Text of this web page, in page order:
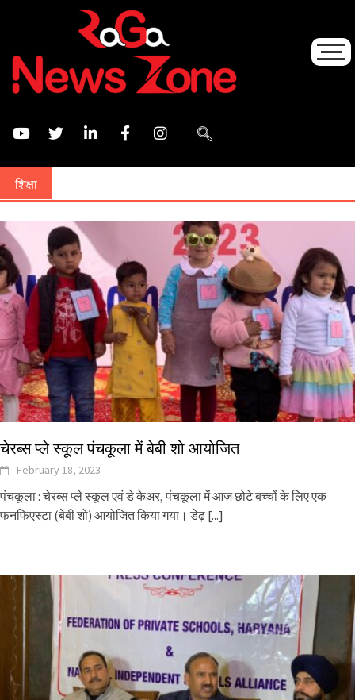
शिक्षा
चेरब्स प्ले स्कूल पंचकूला में बेबी शो आयोजित
February 18, 2023
पंचकूला : चेरब्स प्ले स्कूल एवं डे केअर, पंचकूला में आज छोटे बच्चों के लिए एक
फनफिएस्टा (बेबी शो) आयोजित किया गया। डेढ़ [...]